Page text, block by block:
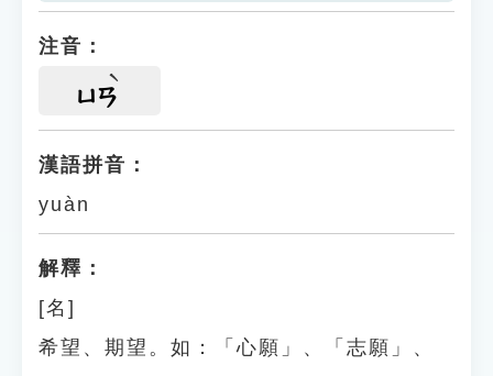
注音：
ㄩㄢ
漢語拼音：
yuàn
解釋：
[名]
希望、期望。如：「心願」、「志願」、